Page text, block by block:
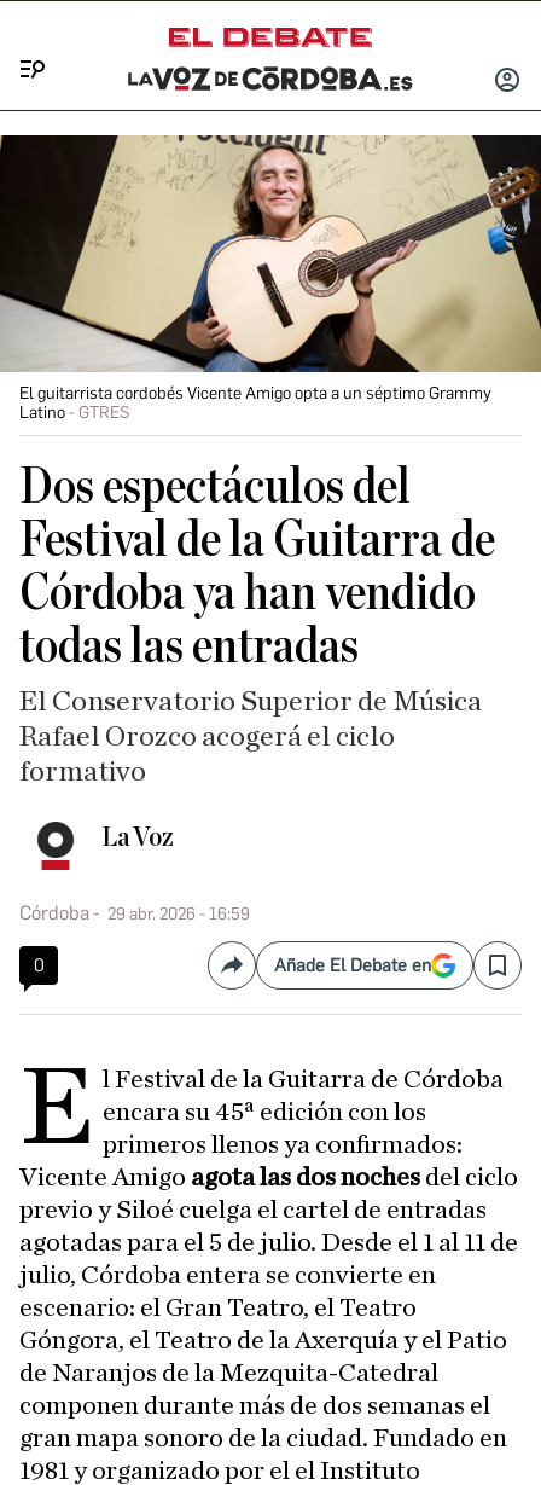
INICIAR
El guitarrista cordobés Vicente Amigo opta a un séptimo Grammy
Latino
GTRES
Dos espectáculos del
Festival de la Guitarra de
Córdoba ya han vendido
todas las entradas
El Conservatorio Superior de Música
Rafael Orozco acogerá el ciclo
formativo
La Voz
Córdoba 29 abr. 2026 - 16:59
0 CompartirAñade El Debate en Save
E l Festival de la Guitarra de Córdoba
encara su 45ª edición con los
primeros llenos ya confirmados:
Vicente Amigo agota las dos noches del ciclo
previo y Siloé cuelga el cartel de entradas
agotadas para el 5 de julio. Desde el 1 al 11 de
julio, Córdoba entera se convierte en
escenario: el Gran Teatro, el Teatro
Góngora, el Teatro de la Axerquía y el Patio
de Naranjos de la Mezquita-Catedral
componen durante más de dos semanas el
gran mapa sonoro de la ciudad. Fundado en
1981 y organizado por el el Instituto